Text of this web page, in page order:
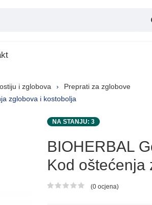
i zglobova
Preprati za zglobove
zglobova i kostobolja
NA STANJU: 3
BIOHERBAL
Kod oštećenja
Ocjena proizvoda
(0 ocjena)